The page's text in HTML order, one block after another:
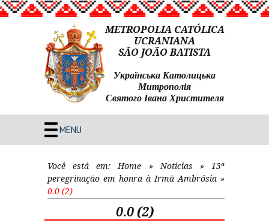
METROPOLIA CATÓLICA
UCRANIANA
SÃO JOÃO BATISTA
Українська Католицька
Митрополія
Святого Івана Христителя
MENU
Você está em: Home » Noticias » 13ª
peregrinação em honra à Irmã Ambrósia »
0.0 (2)
0.0 (2)